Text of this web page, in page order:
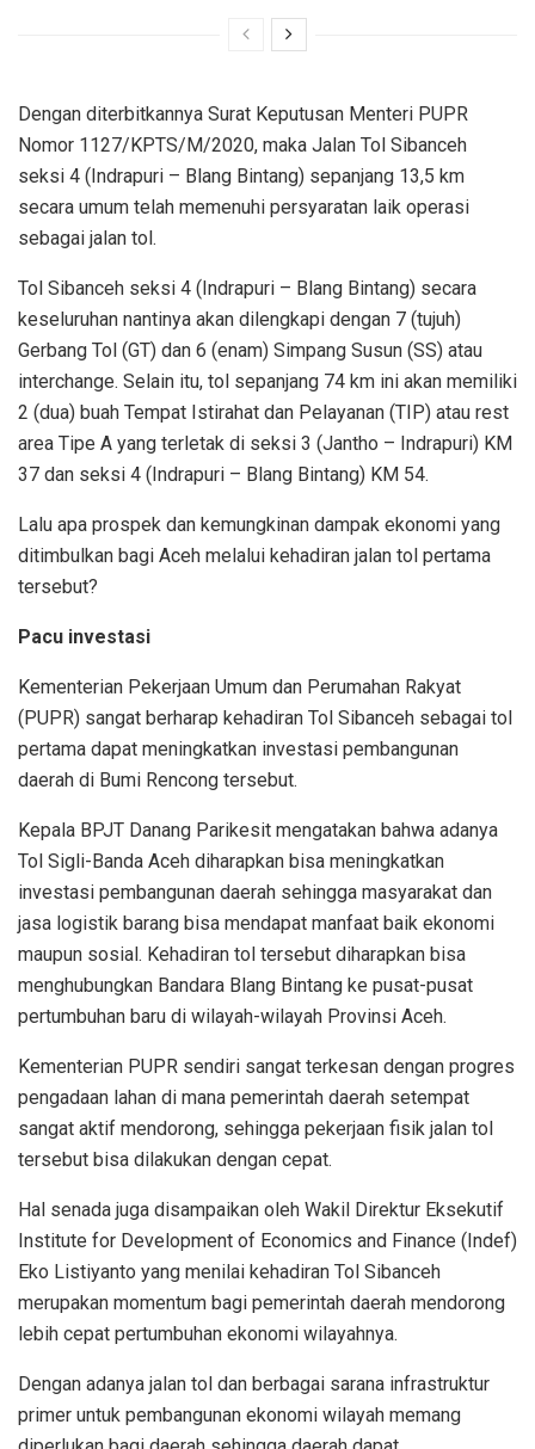
Dengan diterbitkannya Surat Keputusan Menteri PUPR
Nomor 1127/KPTS/M/2020, maka Jalan Tol Sibanceh
seksi 4 (Indrapuri – Blang Bintang) sepanjang 13,5 km
secara umum telah memenuhi persyaratan laik operasi
sebagai jalan tol.
Tol Sibanceh seksi 4 (Indrapuri – Blang Bintang) secara
keseluruhan nantinya akan dilengkapi dengan 7 (tujuh)
Gerbang Tol (GT) dan 6 (enam) Simpang Susun (SS) atau
interchange. Selain itu, tol sepanjang 74 km ini akan memiliki
2 (dua) buah Tempat Istirahat dan Pelayanan (TIP) atau rest
area Tipe A yang terletak di seksi 3 (Jantho – Indrapuri) KM
37 dan seksi 4 (Indrapuri – Blang Bintang) KM 54.
Lalu apa prospek dan kemungkinan dampak ekonomi yang
ditimbulkan bagi Aceh melalui kehadiran jalan tol pertama
tersebut?
Pacu investasi
Kementerian Pekerjaan Umum dan Perumahan Rakyat
(PUPR) sangat berharap kehadiran Tol Sibanceh sebagai tol
pertama dapat meningkatkan investasi pembangunan
daerah di Bumi Rencong tersebut.
Kepala BPJT Danang Parikesit mengatakan bahwa adanya
Tol Sigli-Banda Aceh diharapkan bisa meningkatkan
investasi pembangunan daerah sehingga masyarakat dan
jasa logistik barang bisa mendapat manfaat baik ekonomi
maupun sosial. Kehadiran tol tersebut diharapkan bisa
menghubungkan Bandara Blang Bintang ke pusat-pusat
pertumbuhan baru di wilayah-wilayah Provinsi Aceh.
Kementerian PUPR sendiri sangat terkesan dengan progres
pengadaan lahan di mana pemerintah daerah setempat
sangat aktif mendorong, sehingga pekerjaan fisik jalan tol
tersebut bisa dilakukan dengan cepat.
Hal senada juga disampaikan oleh Wakil Direktur Eksekutif
Institute for Development of Economics and Finance (Indef)
Eko Listiyanto yang menilai kehadiran Tol Sibanceh
merupakan momentum bagi pemerintah daerah mendorong
lebih cepat pertumbuhan ekonomi wilayahnya.
Dengan adanya jalan tol dan berbagai sarana infrastruktur
primer untuk pembangunan ekonomi wilayah memang